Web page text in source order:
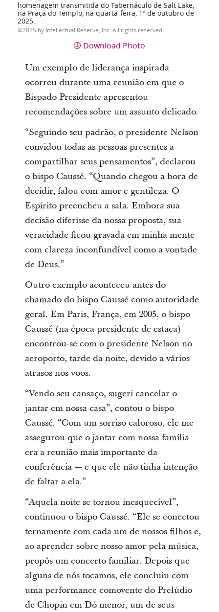
homenagem transmitida do Tabernáculo de Salt Lake,
na Praça do Templo, na quarta-feira, 1º de outubro de
2025.
2025 by Intellectual Reserve, Inc. All rights reserved.
Download Photo
Um exemplo de liderança inspirada
ocorreu durante uma reunião em que o
Bispado Presidente apresentou
recomendações sobre um assunto delicado.
“Seguindo seu padrão, o presidente Nelson
convidou todas as pessoas presentes a
compartilhar seus pensamentos”, declarou
o bispo Caussé. “Quando chegou a hora de
decidir, falou com amor e gentileza. O
Espírito preencheu a sala. Embora sua
decisão diferisse da nossa proposta, sua
veracidade ficou gravada em minha mente
com clareza inconfundível como a vontade
de Deus.”
Outro exemplo aconteceu antes do
chamado do bispo Caussé como autoridade
geral. Em Paris, França, em 2005, o bispo
Caussé (na época presidente de estaca)
encontrou-se com o presidente Nelson no
aeroporto, tarde da noite, devido a vários
atrasos nos voos.
“Vendo seu cansaço, sugeri cancelar o
jantar em nossa casa”, contou o bispo
Caussé. “Com um sorriso caloroso, ele me
assegurou que o jantar com nossa família
era a reunião mais importante da
conferência — e que ele não tinha intenção
de faltar a ela.”
“Aquela noite se tornou inesquecível”,
continuou o bispo Caussé. “Ele se conectou
ternamente com cada um de nossos filhos e,
ao aprender sobre nosso amor pela música,
propôs um concerto familiar. Depois que
alguns de nós tocamos, ele concluiu com
uma performance comovente do Prelúdio
de Chopin em Dó menor, um de seus